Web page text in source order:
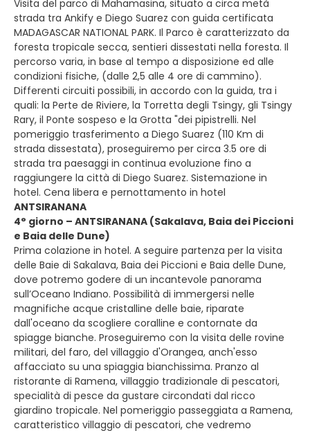
Visita del parco di Mahamasina, situato a circa metà
strada tra Ankify e Diego Suarez con guida certificata
MADAGASCAR NATIONAL PARK. Il Parco è caratterizzato da
foresta tropicale secca, sentieri dissestati nella foresta. Il
percorso varia, in base al tempo a disposizione ed alle
condizioni fisiche, (dalle 2,5 alle 4 ore di cammino).
Differenti circuiti possibili, in accordo con la guida, tra i
quali: la Perte de Riviere, la Torretta degli Tsingy, gli Tsingy
Rary, il Ponte sospeso e la Grotta "dei pipistrelli. Nel
pomeriggio trasferimento a Diego Suarez (110 Km di
strada dissestata), proseguiremo per circa 3.5 ore di
strada tra paesaggi in continua evoluzione fino a
raggiungere la città di Diego Suarez. Sistemazione in
hotel. Cena libera e pernottamento in hotel
ANTSIRANANA
4° giorno – ANTSIRANANA (Sakalava, Baia dei Piccioni
e Baia delle Dune)
Prima colazione in hotel. A seguire partenza per la visita
delle Baie di Sakalava, Baia dei Piccioni e Baia delle Dune,
dove potremo godere di un incantevole panorama
sull’Oceano Indiano. Possibilità di immergersi nelle
magnifiche acque cristalline delle baie, riparate
dall'oceano da scogliere coralline e contornate da
spiagge bianche. Proseguiremo con la visita delle rovine
militari, del faro, del villaggio d'Orangea, anch'esso
affacciato su una spiaggia bianchissima. Pranzo al
ristorante di Ramena, villaggio tradizionale di pescatori,
specialità di pesce da gustare circondati dal ricco
giardino tropicale. Nel pomeriggio passeggiata a Ramena,
caratteristico villaggio di pescatori, che vedremo